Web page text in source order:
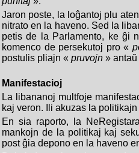
Jaron poste, la loĝantoj plu
nitrato en la haveno. Sed la
petis de la Parlamento, ke ĝi
komenco de persekutoj pro «
postulis pliajn « pruvojn» antaŭ
Manifestacioj
La libananoj multfoje
kaj veron. Ili akuzas la
En sia raporto, la
mankojn de la politikaj kaj
post ĝia depono en la